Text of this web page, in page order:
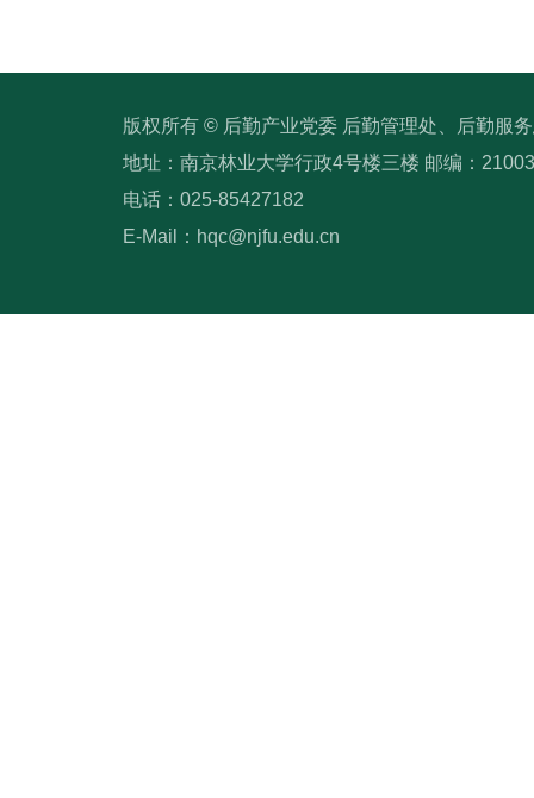
版权所有 © 后勤产业党委 后勤管理处、后勤服
地址：南京林业大学行政4号楼三楼 邮编：
电话：025-85427182
E-Mail：hqc@njfu.edu.cn